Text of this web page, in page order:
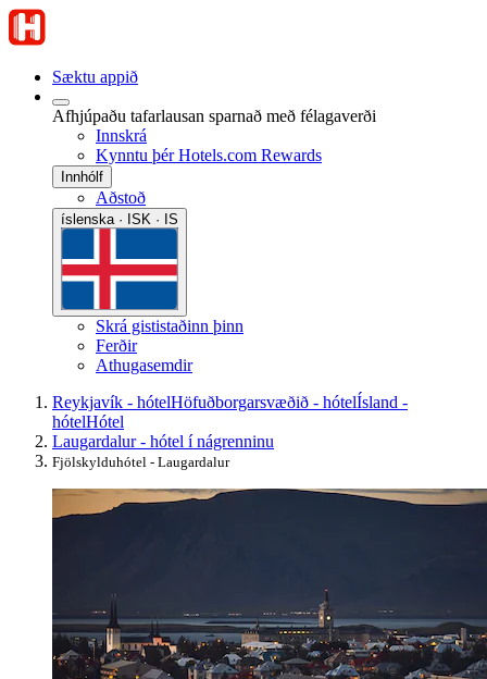
Sæktu appið
Afhjúpaðu tafarlausan sparnað með félagaverði
Innskrá
Kynntu þér Hotels.com Rewards
Innhólf
Aðstoð
íslenska · ISK · IS
Skrá gististaðinn þinn
Ferðir
Athugasemdir
Reykjavík - hótelHöfuðborgarsvæðið - hótelÍsland -
hótelHótel
Laugardalur - hótel í nágrenninu
Fjölskylduhótel - Laugardalur